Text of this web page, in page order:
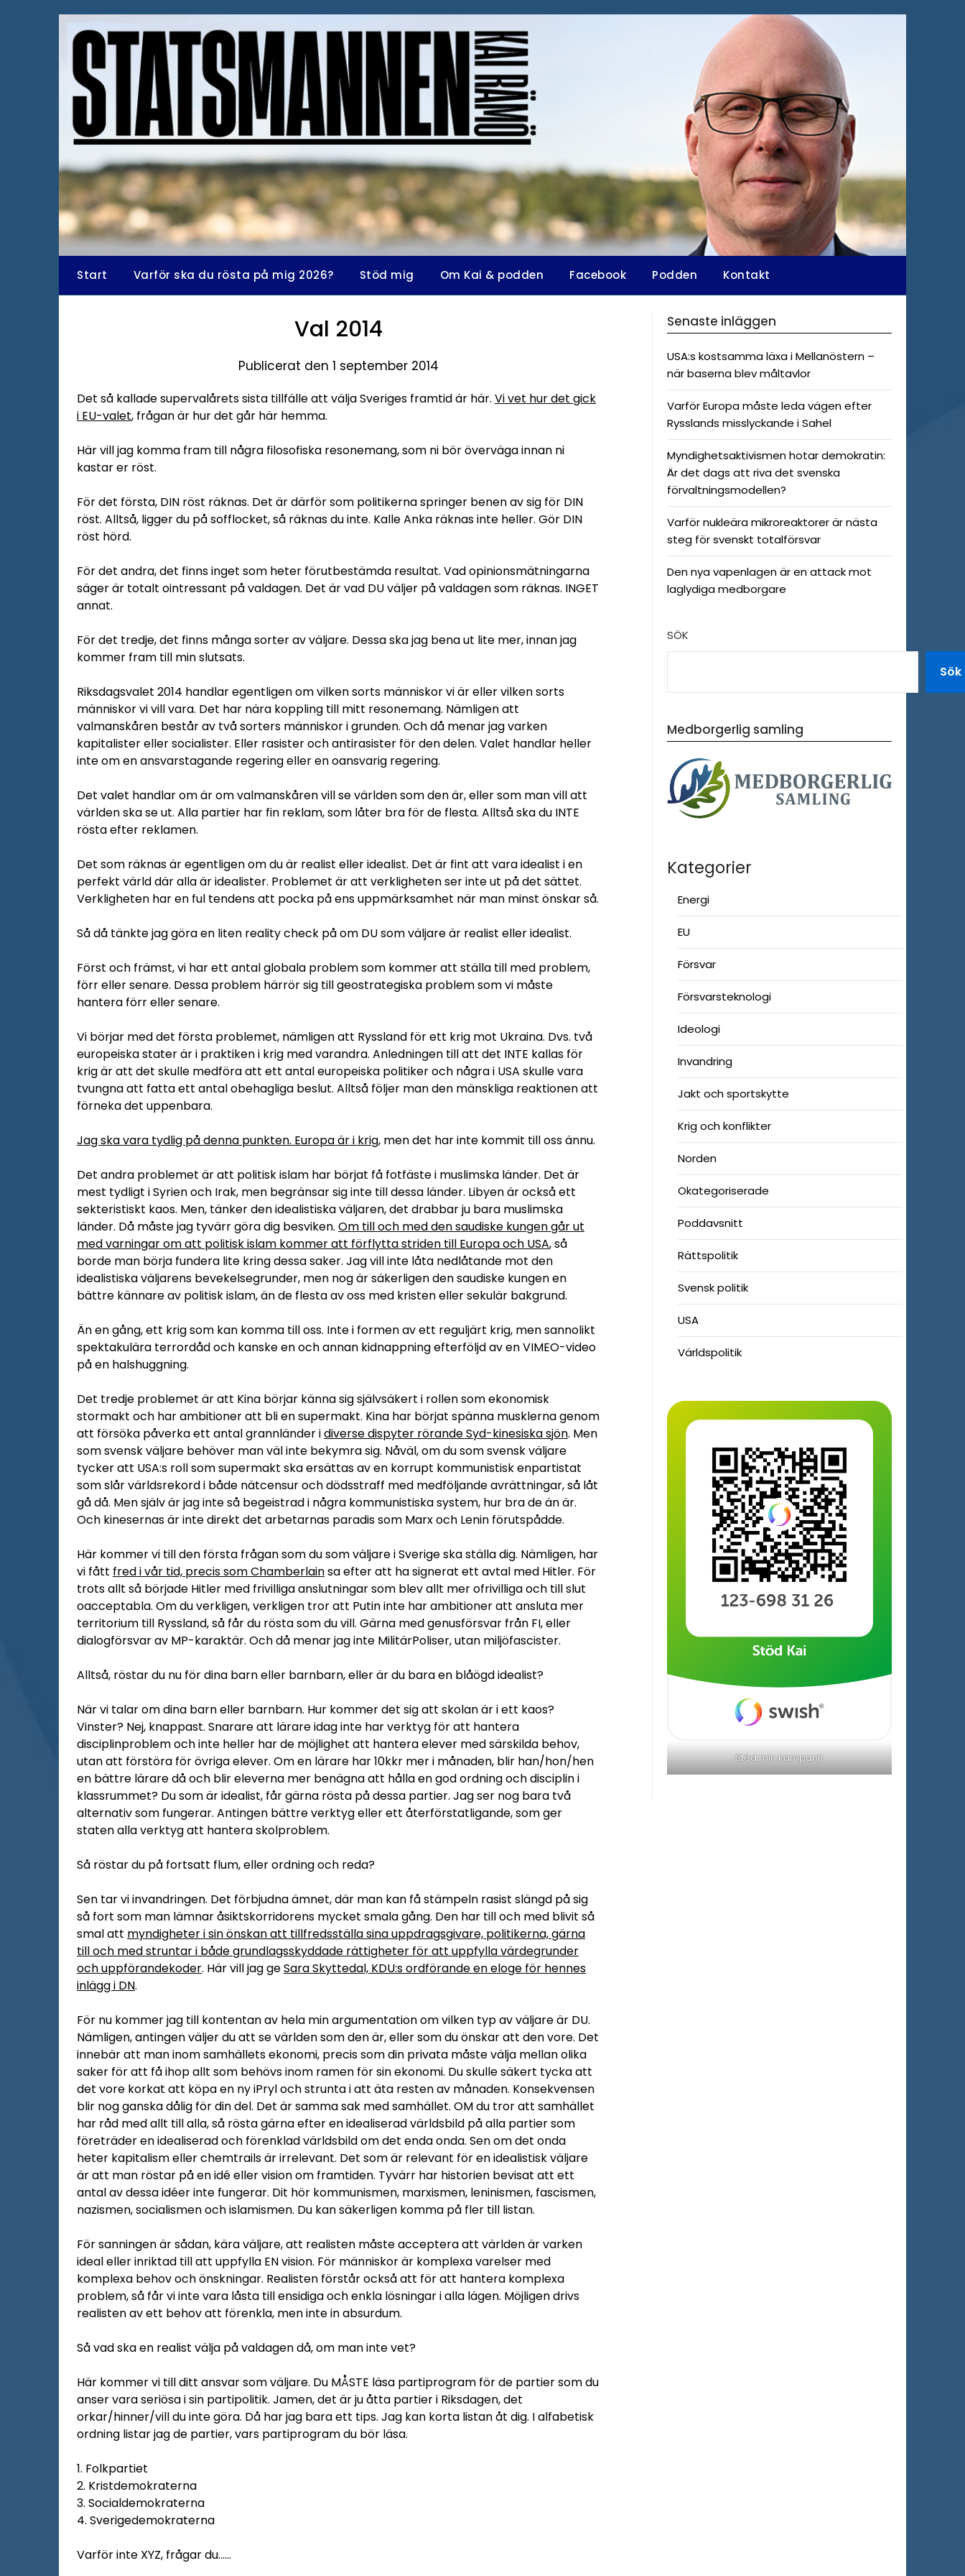
Start Varför ska du rösta på mig 2026? Stöd mig Om Kai & podden Facebook Podden Kontakt
Val 2014
Publicerat den 1 september 2014
Det så kallade supervalårets sista tillfälle att välja Sveriges framtid är här. Vi vet hur det gick
i EU-valet, frågan är hur det går här hemma.
Här vill jag komma fram till några filosofiska resonemang, som ni bör överväga innan ni
kastar er röst.
För det första, DIN röst räknas. Det är därför som politikerna springer benen av sig för DIN
röst. Alltså, ligger du på sofflocket, så räknas du inte. Kalle Anka räknas inte heller. Gör DIN
röst hörd.
För det andra, det finns inget som heter förutbestämda resultat. Vad opinionsmätningarna
säger är totalt ointressant på valdagen. Det är vad DU väljer på valdagen som räknas. INGET
annat.
För det tredje, det finns många sorter av väljare. Dessa ska jag bena ut lite mer, innan jag
kommer fram till min slutsats.
Riksdagsvalet 2014 handlar egentligen om vilken sorts människor vi är eller vilken sorts
människor vi vill vara. Det har nära koppling till mitt resonemang. Nämligen att
valmanskåren består av två sorters människor i grunden. Och då menar jag varken
kapitalister eller socialister. Eller rasister och antirasister för den delen. Valet handlar heller
inte om en ansvarstagande regering eller en oansvarig regering.
Det valet handlar om är om valmanskåren vill se världen som den är, eller som man vill att
världen ska se ut. Alla partier har fin reklam, som låter bra för de flesta. Alltså ska du INTE
rösta efter reklamen.
Det som räknas är egentligen om du är realist eller idealist. Det är fint att vara idealist i en
perfekt värld där alla är idealister. Problemet är att verkligheten ser inte ut på det sättet.
Verkligheten har en ful tendens att pocka på ens uppmärksamhet när man minst önskar så.
Så då tänkte jag göra en liten reality check på om DU som väljare är realist eller idealist.
Först och främst, vi har ett antal globala problem som kommer att ställa till med problem,
förr eller senare. Dessa problem härrör sig till geostrategiska problem som vi måste
hantera förr eller senare.
Vi börjar med det första problemet, nämligen att Ryssland för ett krig mot Ukraina. Dvs. två
europeiska stater är i praktiken i krig med varandra. Anledningen till att det INTE kallas för
krig är att det skulle medföra att ett antal europeiska politiker och några i USA skulle vara
tvungna att fatta ett antal obehagliga beslut. Alltså följer man den mänskliga reaktionen att
förneka det uppenbara.
Jag ska vara tydlig på denna punkten. Europa är i krig, men det har inte kommit till oss ännu.
Det andra problemet är att politisk islam har börjat få fotfäste i muslimska länder. Det är
mest tydligt i Syrien och Irak, men begränsar sig inte till dessa länder. Libyen är också ett
sekteristiskt kaos. Men, tänker den idealistiska väljaren, det drabbar ju bara muslimska
länder. Då måste jag tyvärr göra dig besviken. Om till och med den saudiske kungen går ut
med varningar om att politisk islam kommer att förflytta striden till Europa och USA, så
borde man börja fundera lite kring dessa saker. Jag vill inte låta nedlåtande mot den
idealistiska väljarens bevekelsegrunder, men nog är säkerligen den saudiske kungen en
bättre kännare av politisk islam, än de flesta av oss med kristen eller sekulär bakgrund.
Än en gång, ett krig som kan komma till oss. Inte i formen av ett reguljärt krig, men sannolikt
spektakulära terrordåd och kanske en och annan kidnappning efterföljd av en VIMEO-video
på en halshuggning.
Det tredje problemet är att Kina börjar känna sig självsäkert i rollen som ekonomisk
stormakt och har ambitioner att bli en supermakt. Kina har börjat spänna musklerna genom
att försöka påverka ett antal grannländer idiverse dispyter rörande Syd-kinesiska sjön. Men
som svensk väljare behöver man väl inte bekymra sig. Nåväl, om du som svensk väljare
tycker att USA:s roll som supermakt ska ersättas av en korrupt kommunistisk enpartistat
som slår världsrekord i både nätcensur och dödsstraff med medföljande avrättningar, så låt
gå då. Men själv är jag inte så begeistrad i några kommunistiska system, hur bra de än är.
Och kinesernas är inte direkt det arbetarnas paradis som Marx och Lenin förutspådde.
Här kommer vi till den första frågan som du som väljare i Sverige ska ställa dig. Nämligen, har
vi fått fred i vår tid, precis som Chamberlainsa efter att ha signerat ett avtal med Hitler. För
trots allt så började Hitler med frivilliga anslutningar som blev allt mer ofrivilliga och till slut
oacceptabla. Om du verkligen, verkligen tror att Putin inte har ambitioner att ansluta mer
territorium till Ryssland, så får du rösta som du vill. Gärna med genusförsvar från FI, eller
dialogförsvar av MP-karaktär. Och då menar jag inte MilitärPoliser, utan miljöfascister.
Alltså, röstar du nu för dina barn eller barnbarn, eller är du bara en blåögd idealist?
När vi talar om dina barn eller barnbarn. Hur kommer det sig att skolan är i ett kaos?
Vinster? Nej, knappast. Snarare att lärare idag inte har verktyg för att hantera
disciplinproblem och inte heller har de möjlighet att hantera elever med särskilda behov,
utan att förstöra för övriga elever. Om en lärare har 10kkr mer i månaden, blir han/hon/hen
en bättre lärare då och blir eleverna mer benägna att hålla en god ordning och disciplin i
klassrummet? Du som är idealist, får gärna rösta på dessa partier. Jag ser nog bara två
alternativ som fungerar. Antingen bättre verktyg eller ett återförstatligande, som ger
staten alla verktyg att hantera skolproblem.
Så röstar du på fortsatt flum, eller ordning och reda?
Sen tar vi invandringen. Det förbjudna ämnet, där man kan få stämpeln rasist slängd på sig
så fort som man lämnar åsiktskorridorens mycket smala gång. Den har till och med blivit så
smal att myndigheter i sin önskan att tillfredsställa sina uppdragsgivare, politikerna, gärna
till och med struntar i både grundlagsskyddade rättigheter för att uppfylla värdegrunder
och uppförandekoder. Här vill jag geSara Skyttedal, KDU:s ordförande en eloge för hennes
inlägg i DN.
För nu kommer jag till kontentan av hela min argumentation om vilken typ av väljare är DU.
Nämligen, antingen väljer du att se världen som den är, eller som du önskar att den vore. Det
innebär att man inom samhällets ekonomi, precis som din privata måste välja mellan olika
saker för att få ihop allt som behövs inom ramen för sin ekonomi. Du skulle säkert tycka att
det vore korkat att köpa en ny iPryl och strunta i att äta resten av månaden. Konsekvensen
blir nog ganska dålig för din del. Det är samma sak med samhället. OM du tror att samhället
har råd med allt till alla, så rösta gärna efter en idealiserad världsbild på alla partier som
företräder en idealiserad och förenklad världsbild om det enda onda. Sen om det onda
heter kapitalism eller chemtrails är irrelevant. Det som är relevant för en idealistisk väljare
är att man röstar på en idé eller vision om framtiden. Tyvärr har historien bevisat att ett
antal av dessa idéer inte fungerar. Dit hör kommunismen, marxismen, leninismen, fascismen,
nazismen, socialismen och islamismen. Du kan säkerligen komma på fler till listan.
För sanningen är sådan, kära väljare, att realisten måste acceptera att världen är varken
ideal eller inriktad till att uppfylla EN vision. För människor är komplexa varelser med
komplexa behov och önskningar. Realisten förstår också att för att hantera komplexa
problem, så får vi inte vara låsta till ensidiga och enkla lösningar i alla lägen. Möjligen drivs
realisten av ett behov att förenkla, men inte in absurdum.
Så vad ska en realist välja på valdagen då, om man inte vet?
Här kommer vi till ditt ansvar som väljare. Du MÅSTE läsa partiprogram för de partier som du
anser vara seriösa i sin partipolitik. Jamen, det är ju åtta partier i Riksdagen, det
orkar/hinner/vill du inte göra. Då har jag bara ett tips. Jag kan korta listan åt dig. I alfabetisk
ordning listar jag de partier, vars partiprogram du bör läsa.
1. Folkpartiet
2. Kristdemokraterna
3. Socialdemokraterna
4. Sverigedemokraterna
Varför inte XYZ, frågar du……
Senaste inläggen
USA:s kostsamma läxa i Mellanöstern –
när baserna blev måltavlor
Varför Europa måste leda vägen efter
Rysslands misslyckande i Sahel
Myndighetsaktivismen hotar demokratin:
Är det dags att riva det svenska
förvaltningsmodellen?
Varför nukleära mikroreaktorer är nästa
steg för svenskt totalförsvar
Den nya vapenlagen är en attack mot
laglydiga medborgare
SÖK
Sök
Medborgerlig samling
Kategorier
Energi
EU
Försvar
Försvarsteknologi
Ideologi
Invandring
Jakt och sportskytte
Krig och konflikter
Norden
Okategoriserade
Poddavsnitt
Rättspolitik
Svensk politik
USA
Världspolitik
Stöd min kampanj!